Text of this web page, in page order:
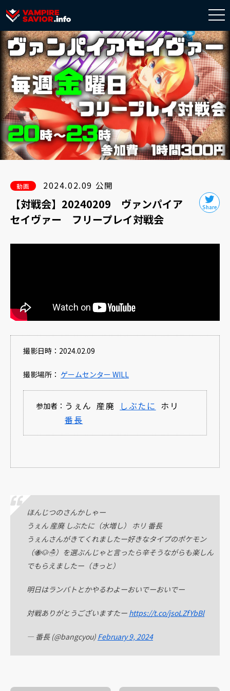
動画 2024.02.09 公開
【対戦会】20240209 ヴァンパイア
セイヴァー フリープレイ対戦会
撮影日時：2024.02.09
撮影場所： ゲームセンター WILL
参加者： うぇん 産廃 しぶたに ホリ
番長
ほんじつのさんかしゃー
うぇん 産廃 しぶたに（水増し） ホリ 番長
うぇんさんがきてくれましたー好きなタイプのポケモン
（🐝🐶☃️）を選ぶんじゃと言ったら辛そうながらも楽しん
でもらえましたー（きっと）
明日はランバトとかやるわよーおいでーおいでー
対戦ありがとうございますたー https://t.co/jsoLZfYbBl
— 番長 (@bangcyou) February 9, 2024